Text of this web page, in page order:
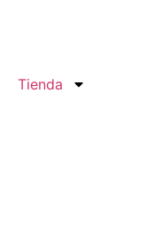
Tienda